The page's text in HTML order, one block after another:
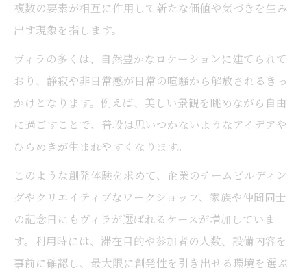
目的別に選ぶヴィラの創発空間の特徴
ヴィラ選びで重視すべき創発的要素
家族や仲間で楽しむヴィラ選択のヒント
ヴィラ選びに役立つ創発的な視点とは
ヴィラの歴史が教える高級滞在の価値
ヴィラの歴史が示す上質な滞在体験
ヴィラ発祥の歴史と現代の価値観
高級ヴィラの歴史と進化をたどる旅
コテージと比較するヴィラの本質的な違い
複数の要素が相互に作用して新たな価値や気づきを生み
出す現象を指します。
ヴィラの多くは、自然豊かなロケーションに建てられて
おり、静寂や非日常感が日常の喧騒から解放されるきっ
かけとなります。例えば、美しい景観を眺めながら自由
に過ごすことで、普段は思いつかないようなアイデアや
ひらめきが生まれやすくなります。
このような創発体験を求めて、企業のチームビルディン
グやクリエイティブなワークショップ、家族や仲間同士
の記念日にもヴィラが選ばれるケースが増加していま
す。利用時には、滞在目的や参加者の人数、設備内容を
事前に確認し、最大限に創発性を引き出せる環境を選ぶ